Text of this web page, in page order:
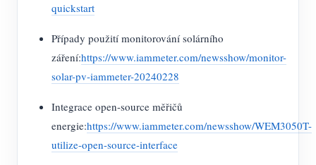
quickstart
Případy použití monitorování solárního
záření:https://www.iammeter.com/newsshow/monitor-
solar-pv-iammeter-20240228
Integrace open-source měřičů
energie:https://www.iammeter.com/newsshow/WEM3050T-
utilize-open-source-interface